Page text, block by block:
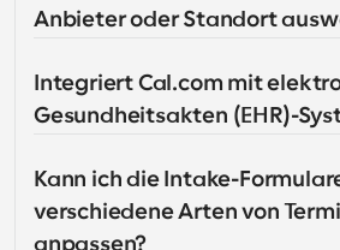
Anbieter oder Standort
Integriert Cal.com mit
Gesundheitsakten (EHR)-
Kann ich die Intake-
verschiedene Arten von
anpassen?